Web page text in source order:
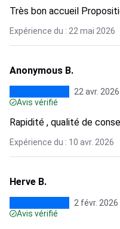
Très bon accueil
Expérience du : 22 mai 2026
Anonymous B.
22 avr. 2026
Avis vérifié
Rapidité , qualité de
Expérience du : 10 avr. 2026
Herve B.
2 févr. 2026
Avis vérifié